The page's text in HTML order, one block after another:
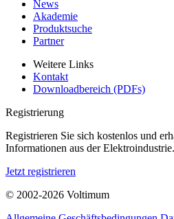
News
Akademie
Produktsuche
Partner
Weitere Links
Kontakt
Downloadbereich (PDFs)
Registrierung
Registrieren Sie sich kostenlos und
Informationen aus der Elektroindustrie.
Jetzt registrieren
© 2002-2026 Voltimum